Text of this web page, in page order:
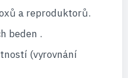
a reproduktorů.
beden .
(vyrovnání